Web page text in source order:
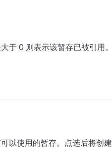
于 0 则表示该暂存已被引用。
以使用的暂存。点选后将创建